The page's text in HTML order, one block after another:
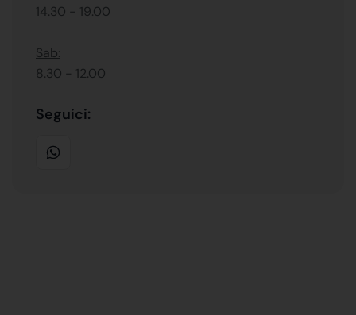
14.30 - 19.00
Sab:
8.30 - 12.00
Seguici: